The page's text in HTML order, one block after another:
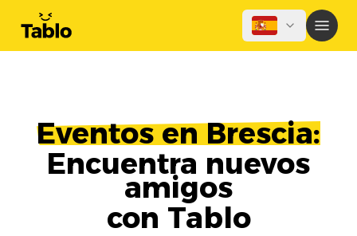
Eventos en Brescia:
Encuentra nuevos
amigos
con Tablo